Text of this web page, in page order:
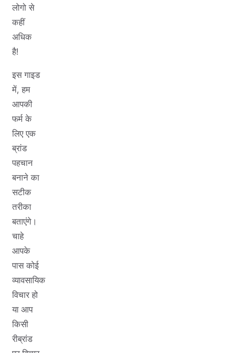
लोगो से
कहीं
अधिक
है!
इस गाइड
में, हम
आपकी
फर्म के
लिए एक
ब्रांड
पहचान
बनाने का
सटीक
तरीका
बताएंगे।
चाहे
आपके
पास कोई
व्यावसायिक
विचार हो
या आप
किसी
रीब्रांड